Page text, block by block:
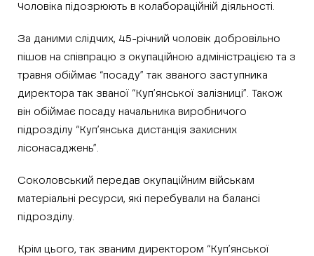
Чоловіка підозрюють в колабораційній діяльності.
За даними слідчих, 45-річний чоловік добровільно
пішов на співпрацю з окупаційною адміністрацією та з
травня обіймає “посаду” так званого заступника
директора так званої “Куп’янської залізниці”. Також
він обіймає посаду начальника виробничого
підрозділу “Куп’янська дистанція захисних
лісонасаджень”.
Соколовський передав окупаційним військам
матеріальні ресурси, які перебували на балансі
підрозділу.
Крім цього, так званим директором “Куп’янської